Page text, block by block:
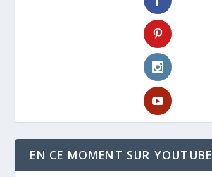
EN CE MOMENT SUR YOUTUBE